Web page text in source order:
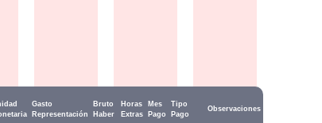
Gasto
Representación
Bruto
Haber
Horas
Extras
Mes
Pago
Tipo
Pago
Observaciones